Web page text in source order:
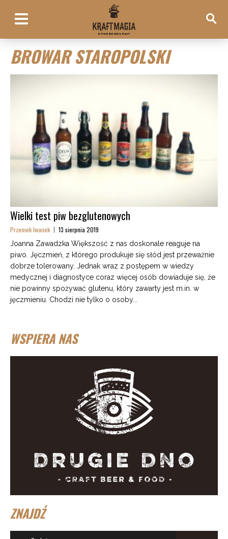
BROWAR STAROPOLSKI
Wielki test piw bezglutenowych
Przemek Iwanek 13 sierpnia 2019
Joanna Zawadzka Większość z nas doskonale reaguje na
piwo. Jęczmień, z którego produkuje się słód jest przeważnie
dobrze tolerowany. Jednak wraz z postępem w wiedzy
medycznej i diagnostyce coraz więcej osób dowiaduje się, że
nie powinny spożywać glutenu, który zawarty jest m.in. w
jęczmieniu. Chodzi nie tylko o osoby...
WSPIERA NAS
ZNAJDŹ